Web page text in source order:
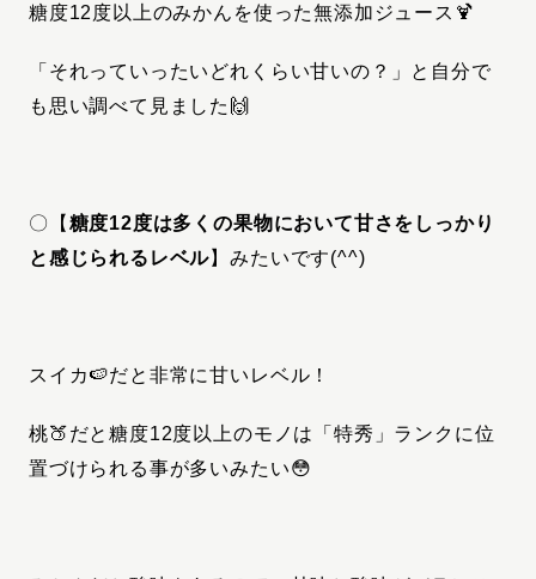
糖度12度以上のみかんを使った無添加ジュース🍹
「それっていったいどれくらい甘いの？」と自分で
も思い調べて見ました🙌
〇【 糖度12度は多くの果物において甘さをしっかり
と感じられるレベル】みたいです(^^)
スイカ🍉だと非常に甘いレベル！
桃🍑だと糖度12度以上のモノは「特秀」ランクに位
置づけられる事が多いみたい😳